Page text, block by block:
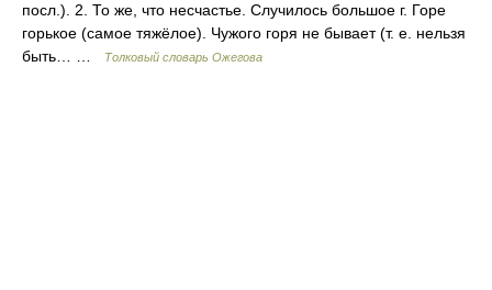
посл.). 2. То же, что несчастье. Случилось большое г. Горе
горькое (самое тяжёлое). Чужого горя не бывает (т. е. нельзя
быть… …
Толковый словарь Ожегова